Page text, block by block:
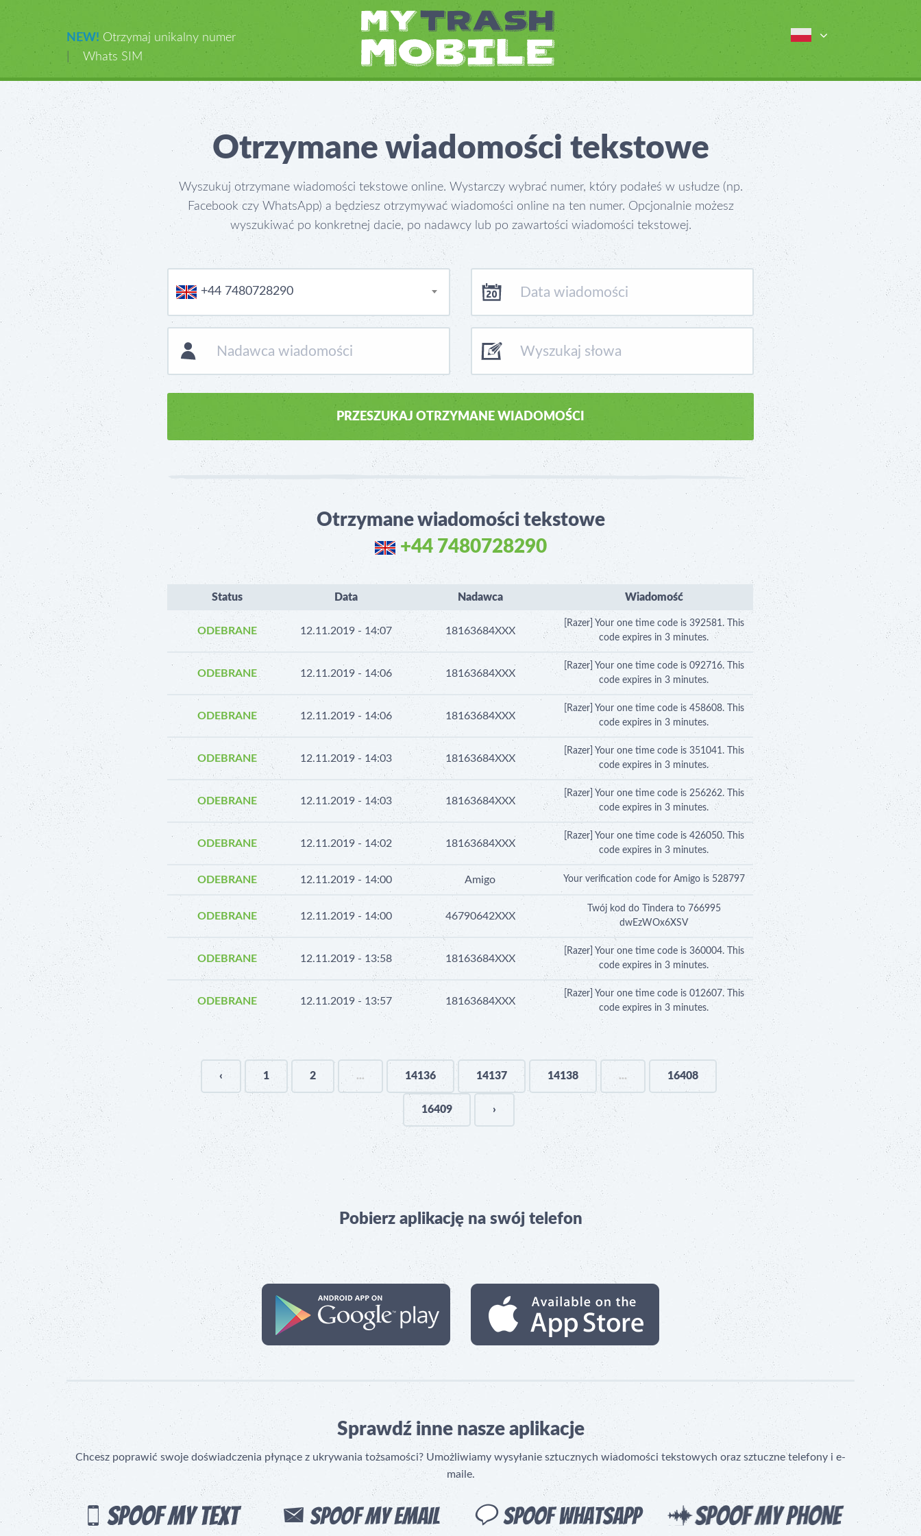
NEW! Otrzymaj unikalny numer
Whats SIM
Otrzymane wiadomości tekstowe
Wyszukuj otrzymane wiadomości tekstowe online. Wystarczy wybrać numer, który podałeś w usłudze (np.
Facebook czy WhatsApp) a będziesz otrzymywać wiadomości online na ten numer. Opcjonalnie możesz
wyszukiwać po konkretnej dacie, po nadawcy lub po zawartości wiadomości tekstowej.
+44 7480728290
Otrzymane wiadomości tekstowe
+44 7480728290
Status Data Nadawca Wiadomość
ODEBRANE 12.11.2019 - 14:07 18163684XXX
[Razer] Your one time code is 392581. This
code expires in 3 minutes.
ODEBRANE 12.11.2019 - 14:06 18163684XXX
[Razer] Your one time code is 092716. This
code expires in 3 minutes.
ODEBRANE 12.11.2019 - 14:06 18163684XXX
[Razer] Your one time code is 458608. This
code expires in 3 minutes.
ODEBRANE 12.11.2019 - 14:03 18163684XXX
[Razer] Your one time code is 351041. This
code expires in 3 minutes.
ODEBRANE 12.11.2019 - 14:03 18163684XXX
[Razer] Your one time code is 256262. This
code expires in 3 minutes.
ODEBRANE 12.11.2019 - 14:02 18163684XXX
[Razer] Your one time code is 426050. This
code expires in 3 minutes.
ODEBRANE 12.11.2019 - 14:00 Amigo Your verification code for Amigo is 528797
ODEBRANE 12.11.2019 - 14:00 46790642XXX
Twój kod do Tindera to 766995
dwEzWOx6XSV
ODEBRANE 12.11.2019 - 13:58 18163684XXX
[Razer] Your one time code is 360004. This
code expires in 3 minutes.
ODEBRANE 12.11.2019 - 13:57 18163684XXX
[Razer] Your one time code is 012607. This
code expires in 3 minutes.
‹ 1 2 ... 14136 14137 14138 ... 16408
16409 ›
Pobierz aplikację na swój telefon
Sprawdź inne nasze aplikacje
Chcesz poprawić swoje doświadczenia płynące z ukrywania tożsamości? Umożliwiamy wysyłanie sztucznych wiadomości tekstowych oraz sztuczne telefony i e-
maile.